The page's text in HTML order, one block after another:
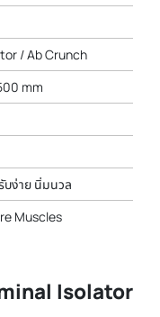
/ Ab Crunch
mm
ง่าย นิ่มนวล
Muscles
Isolator